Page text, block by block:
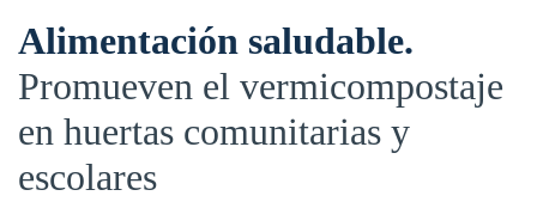
Alimentación saludable
Promueven el vermicompostaje
en huertas comunitarias y
escolares